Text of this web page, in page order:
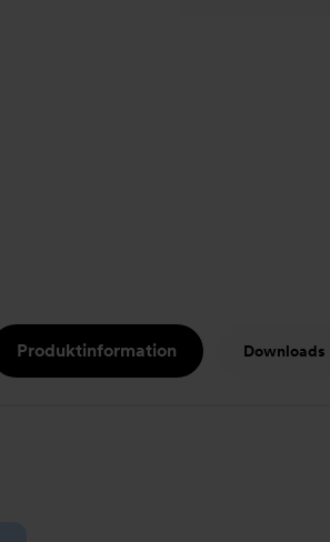
Produktinformation Downloads